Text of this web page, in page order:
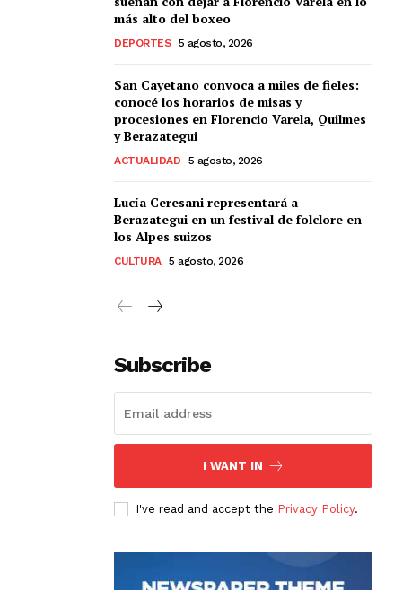
más alto del boxeo
DEPORTES 5 agosto, 2026
San Cayetano convoca a miles de fieles:
conocé los horarios de misas y
procesiones en Florencio Varela, Quilmes
y Berazategui
ACTUALIDAD 5 agosto, 2026
Lucía Ceresani representará a
Berazategui en un festival de folclore en
los Alpes suizos
CULTURA 5 agosto, 2026
Subscribe
I WANT IN
I've read and accept the Privacy Policy.